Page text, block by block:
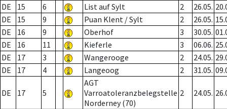
DE
15 6 List auf Sylt 2 26.05.
DE
15 9 Puan Klent / Sylt 2 26.05.
DE
16 9 Oberhof 3 30.05.
DE
16 11 Kieferle 3 06.06.
DE
17 3 Wangerooge 2 24.05.
DE
17 4 Langeoog 2 31.05.
DE 17 5
AGT
Varroatoleranzbelegstelle
Norderney (70)
2 24.05.